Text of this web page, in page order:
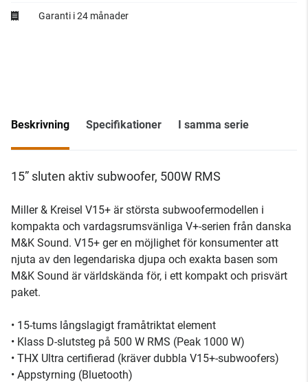
Garanti i 24 månader
Beskrivning Specifikationer I samma serie
15” sluten aktiv subwoofer, 500W RMS
Miller & Kreisel V15+ är största subwoofermodellen i
kompakta och vardagsrumsvänliga V+-serien från danska
M&K Sound. V15+ ger en möjlighet för konsumenter att
njuta av den legendariska djupa och exakta basen som
M&K Sound är världskända för, i ett kompakt och prisvärt
paket.
• 15-tums långslagigt framåtriktat element
• Klass D-slutsteg på 500 W RMS (Peak 1000 W)
• THX Ultra certifierad (kräver dubbla V15+-subwoofers)
• Appstyrning (Bluetooth)